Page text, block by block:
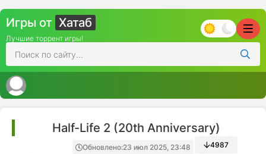
Игры от Хатаб
Лучшие торрент игры!
Half-Life 2 (20th Anniversary)
Обновлено:23 июл 2025, 23:48
4987